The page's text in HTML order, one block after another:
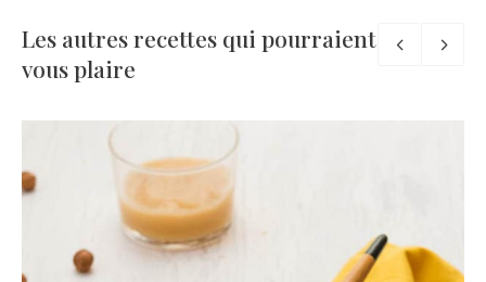
Les autres recettes qui pourraient
vous plaire